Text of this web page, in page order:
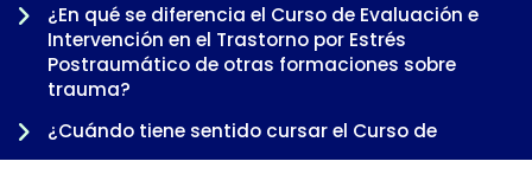
¿En qué se diferencia el Curso de Evaluación e
Intervención en el Trastorno por Estrés
Postraumático de otras formaciones sobre
trauma?
¿Cuándo tiene sentido cursar el Curso de
Evaluación e Intervención en el Trastorno por